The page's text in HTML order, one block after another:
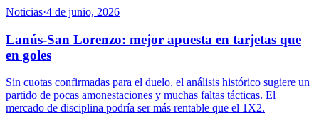
Noticias·4 de junio, 2026
Lanús-San Lorenzo: mejor apuesta en tarjetas que
en goles
Sin cuotas confirmadas para el duelo, el análisis histórico sugiere un
partido de pocas amonestaciones y muchas faltas tácticas. El
mercado de disciplina podría ser más rentable que el 1X2.